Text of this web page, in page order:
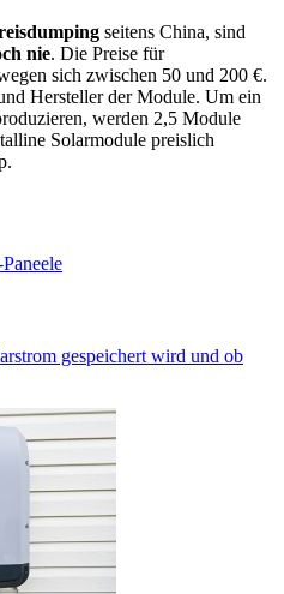
seitens China, sind
nie. Die Preise für
sich zwischen 50 und 200 €.
Hersteller der Module. Um ein
werden 2,5 Module
Solarmodule preislich
gespeichert wird und ob